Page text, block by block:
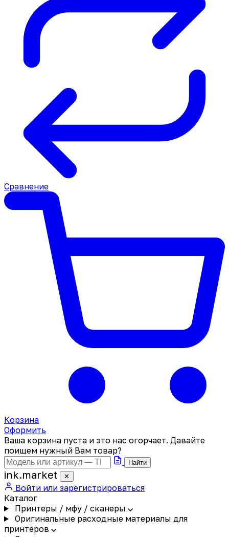
Сравнение
Корзина
Оформить
Ваша корзина пуста и это нас огорчает. Давайте
поищем нужный Вам товар?
Найти
ink.market ✕
Войти или зарегистрироваться
Каталог
Принтеры / мфу / сканеры
Оригинальные расходные материалы для
принтеров